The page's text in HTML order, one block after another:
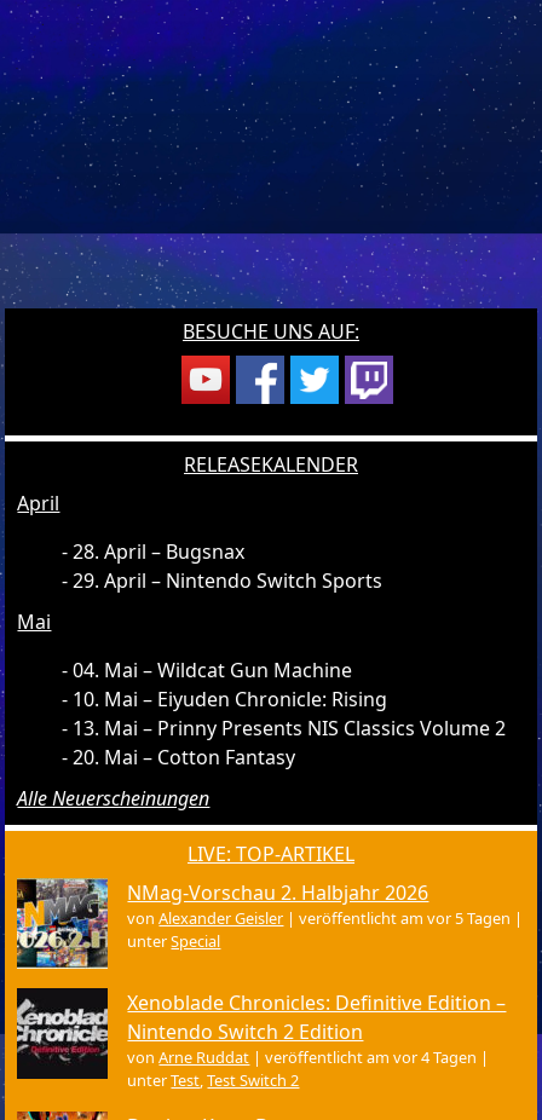
BESUCHE UNS AUF:
RELEASEKALENDER
April
28. April – Bugsnax
29. April – Nintendo Switch Sports
Mai
04. Mai – Wildcat Gun Machine
10. Mai – Eiyuden Chronicle: Rising
13. Mai – Prinny Presents NIS Classics Volume 2
20. Mai – Cotton Fantasy
Alle Neuerscheinungen
LIVE: TOP-ARTIKEL
NMag-Vorschau 2. Halbjahr 2026
vonAlexander Geisler |veröffentlicht am vor 5 Tagen |
unterSpecial
Xenoblade Chronicles: Definitive Edition –
Nintendo Switch 2 Edition
vonArne Ruddat |veröffentlicht am vor 4 Tagen |
unterTest,Test Switch 2